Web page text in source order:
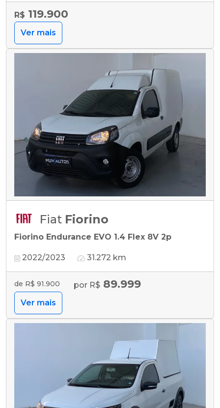
R$ 119.900
Ver mais
Fiat Fiorino
Fiorino Endurance EVO 1.4 Flex 8V 2p
2022/2023 31.272 km
de R$ 91.900 por R$ 89.999
Ver mais